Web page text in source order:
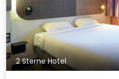
2 Sterne Hotel